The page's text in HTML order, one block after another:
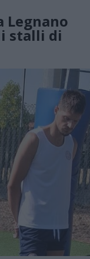
Legnano
stalli di